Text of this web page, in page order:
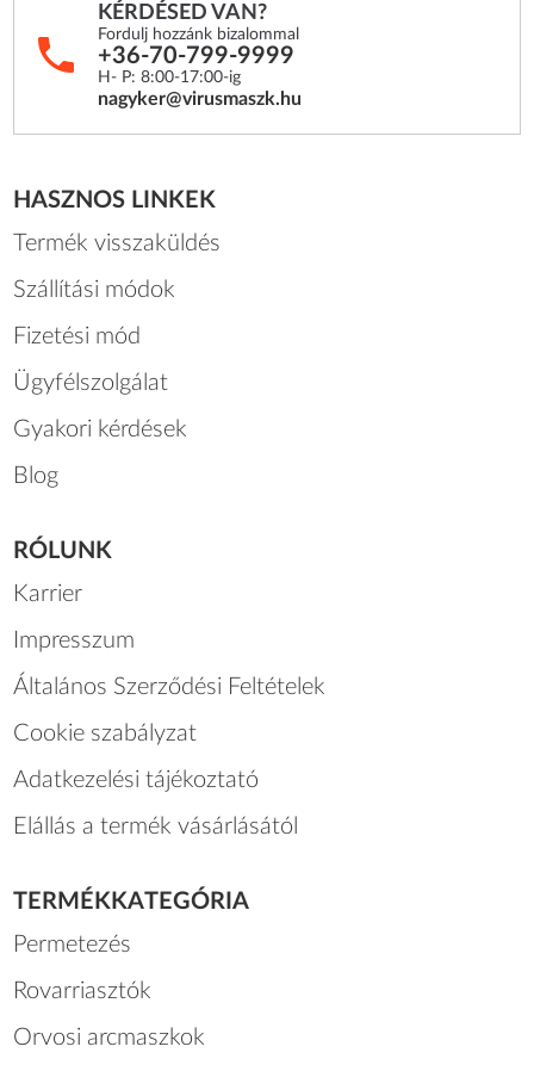
KÉRDÉSED VAN?
Fordulj hozzánk bizalommal
+36-70-799-9999
H- P: 8:00-17:00-ig
nagyker@virusmaszk.hu
HASZNOS LINKEK
Termék visszaküldés
Szállítási módok
Fizetési mód
Ügyfélszolgálat
Gyakori kérdések
Blog
RÓLUNK
Karrier
Impresszum
Általános Szerződési Feltételek
Cookie szabályzat
Adatkezelési tájékoztató
Elállás a termék vásárlásától
TERMÉKKATEGÓRIA
Permetezés
Rovarriasztók
Orvosi arcmaszkok